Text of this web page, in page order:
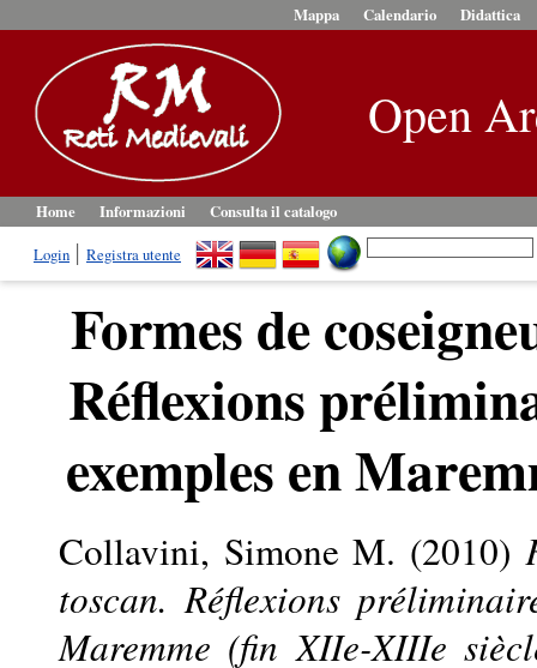
Mappa Calendario Didattica
Open
Home Informazioni
Consulta il catalogo
Login
Registra utente
Formes de
Réflexions
exemples en
Collavini, Simone M. (2010)
toscan. Réflexions
Maremme (fin XIIe-XIIIe